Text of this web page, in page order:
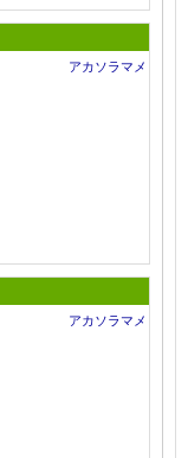
アカソラマメ
アカソラマメ